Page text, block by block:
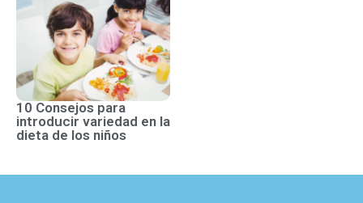
10 Consejos para
introducir variedad en la
dieta de los niños